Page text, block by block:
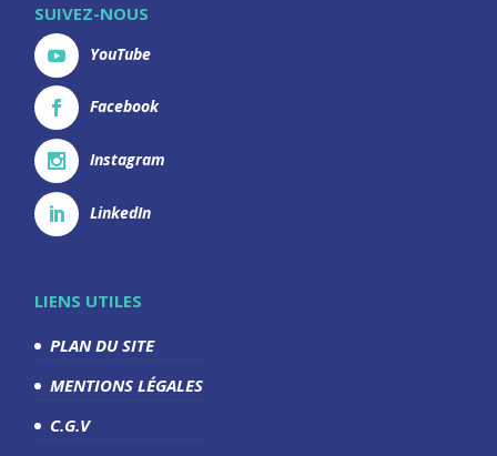
SUIVEZ-NOUS
YouTube
Facebook
Instagram
LinkedIn
LIENS UTILES
PLAN DU SITE
MENTIONS LÉGALES
C.G.V